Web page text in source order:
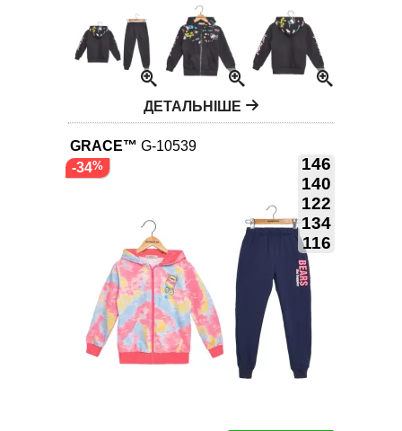
ДЕТАЛЬНІШЕ
GRACE™ G-10539
146
140
122
134
116
-34